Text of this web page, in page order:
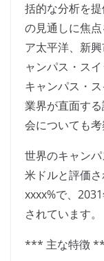
括的な分析を
の見通しに焦
ア太平洋、新
ャンパス・ス
キャンパス・
業界が直面す
会についても考
世界のキャン
米ドルと評価
xxxx%で、
されています。
*** 主な特徴